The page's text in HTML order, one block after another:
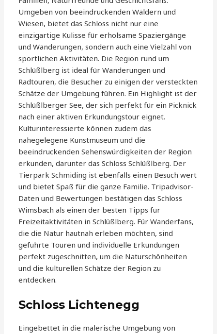
Umgeben von beeindruckenden Wäldern und
Wiesen, bietet das Schloss nicht nur eine
einzigartige Kulisse für erholsame Spaziergänge
und Wanderungen, sondern auch eine Vielzahl von
sportlichen Aktivitäten. Die Region rund um
Schlüßlberg ist ideal für Wanderungen und
Radtouren, die Besucher zu einigen der versteckten
Schätze der Umgebung führen. Ein Highlight ist der
Schlüßlberger See, der sich perfekt für ein Picknick
nach einer aktiven Erkundungstour eignet.
Kulturinteressierte können zudem das
nahegelegene Kunstmuseum und die
beeindruckenden Sehenswürdigkeiten der Region
erkunden, darunter das Schloss Schlüßlberg. Der
Tierpark Schmiding ist ebenfalls einen Besuch wert
und bietet Spaß für die ganze Familie. Tripadvisor-
Daten und Bewertungen bestätigen das Schloss
Wimsbach als einen der besten Tipps für
Freizeitaktivitäten in Schlüßlberg. Für Wanderfans,
die die Natur hautnah erleben möchten, sind
geführte Touren und individuelle Erkundungen
perfekt zugeschnitten, um die Naturschönheiten
und die kulturellen Schätze der Region zu
entdecken.
Schloss Lichtenegg
Eingebettet in die malerische Umgebung von